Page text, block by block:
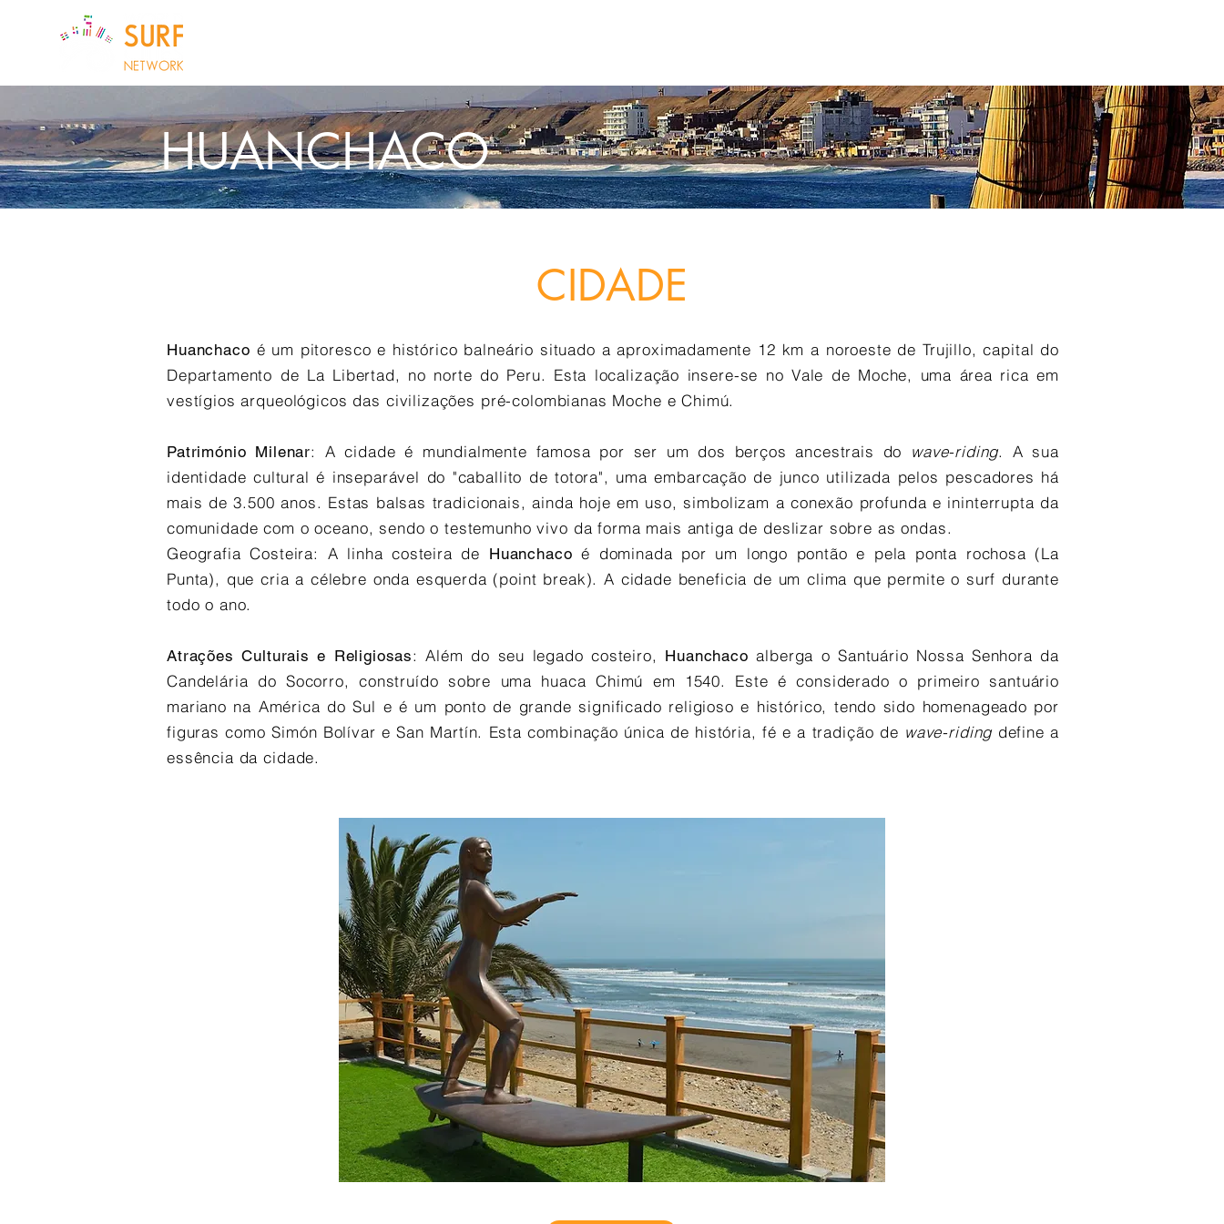
HUANCHACO
CIDADE
Huanchaco é um pitoresco e histórico balneário situado a aproximadamente 12 km a noroeste de Trujillo, capital do
Departamento de La Libertad, no norte do Peru. Esta localização insere-se no Vale de Moche, uma área rica em
vestígios arqueológicos das civilizações pré-colombianas Moche e Chimú.
Património Milenar: A cidade é mundialmente famosa por ser um dos berços ancestrais do wave-riding. A sua
identidade cultural é inseparável do "caballito de totora", uma embarcação de junco utilizada pelos pescadores há
mais de 3.500 anos. Estas balsas tradicionais, ainda hoje em uso, simbolizam a conexão profunda e ininterrupta da
comunidade com o oceano, sendo o testemunho vivo da forma mais antiga de deslizar sobre as ondas.
Geografia Costeira: A linha costeira de Huanchaco é dominada por um longo pontão e pela ponta rochosa (La
Punta), que cria a célebre onda esquerda (point break). A cidade beneficia de um clima que permite o surf durante
todo o ano.
Atrações Culturais e Religiosas: Além do seu legado costeiro, Huanchaco alberga o Santuário Nossa Senhora da
Candelária do Socorro, construído sobre uma huaca Chimú em 1540. Este é considerado o primeiro santuário
mariano na América do Sul e é um ponto de grande significado religioso e histórico, tendo sido homenageado por
figuras como Simón Bolívar e San Martín. Esta combinação única de história, fé e a tradição de wave-riding define a
essência da cidade.